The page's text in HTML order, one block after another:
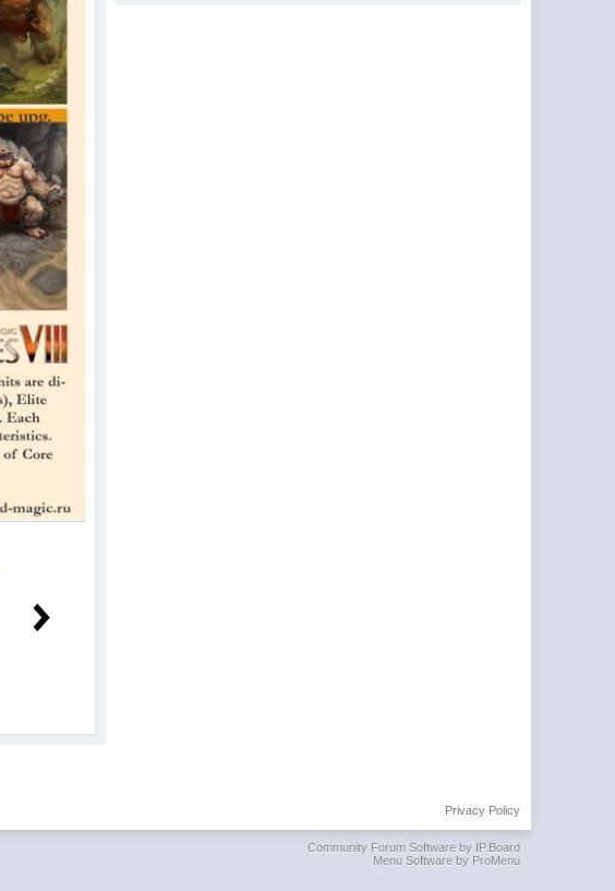
Privacy Policy
Community Forum Software by IP.Board
Menu Software by ProMenu